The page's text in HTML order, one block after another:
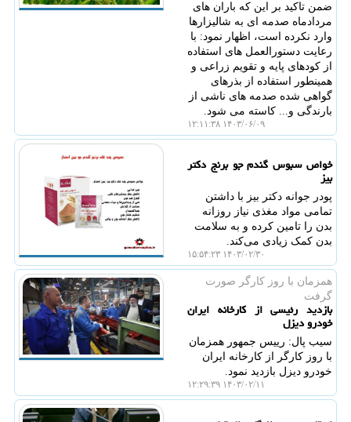
ضمن تاکید بر این که باران های
مردادماه صدمه ای به شالیزارها
وارد نکرده است، اظهار نمود: با
رعایت دستورالعمل های استفاده
از کودهای پایه و تقویم زراعی و
همینطور استفاده از بذرهای
گواهی شده صدمه های ناشی از
بارندگی و... کاسته می شود.
۱۴۰۳/۰۶/۰۹ ۱۲:۱۱:۳۸
خواص سبوس گندم جو برنج دکتر
بیز
پودر جوانه دکتر بیز با داشتن
تمامی مواد مغذی نیاز روزانه
بدن را تامین کرده و به سلامت
بدن کمک زیادی می‌کند.
۱۴۰۳/۰۲/۳۰ ۱۵:۵۴:۲۳
همزمان با روز كارگر صورت
گرفت
بازدید رئیسی از کارخانه ایران
خودرو دیزل
سیب پال: رییس جمهور همزمان
با روز کارگر از کارخانه ایران
خودرو دیزل بازدید نمود.
۱۴۰۳/۰۲/۱۱ ۱۲:۲۹:۳۹